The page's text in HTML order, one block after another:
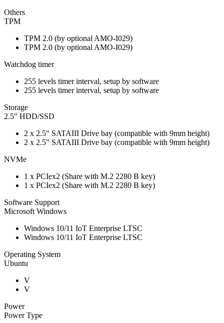
Others
TPM
TPM 2.0 (by optional AMO-I029)
TPM 2.0 (by optional AMO-I029)
Watchdog timer
255 levels timer interval, setup by software
255 levels timer interval, setup by software
Storage
2.5" HDD/SSD
2 x 2.5" SATAIII Drive bay (compatible with 9mm height)
2 x 2.5" SATAIII Drive bay (compatible with 9mm height)
NVMe
1 x PCIex2 (Share with M.2 2280 B key)
1 x PCIex2 (Share with M.2 2280 B key)
Software Support
Microsoft Windows
Windows 10/11 IoT Enterprise LTSC
Windows 10/11 IoT Enterprise LTSC
Operating System
Ubuntu
V
V
Power
Power Type